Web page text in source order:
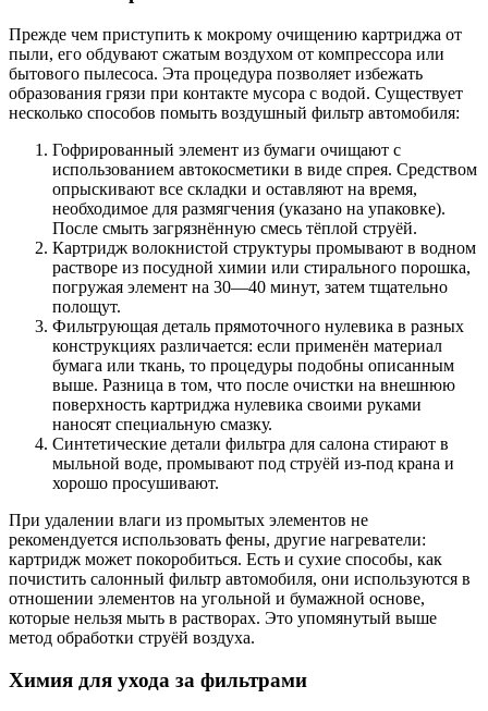
Прежде чем приступить к мокрому очищению картриджа от
пыли, его обдувают сжатым воздухом от компрессора или
бытового пылесоса. Эта процедура позволяет избежать
образования грязи при контакте мусора с водой. Существует
несколько способов помыть воздушный фильтр автомобиля:
Гофрированный элемент из бумаги очищают с
использованием автокосметики в виде спрея. Средством
опрыскивают все складки и оставляют на время,
необходимое для размягчения (указано на упаковке).
После смыть загрязнённую смесь тёплой струёй.
Картридж волокнистой структуры промывают в водном
растворе из посудной химии или стирального порошка,
погружая элемент на 30―40 минут, затем тщательно
полощут.
Фильтрующая деталь прямоточного нулевика в разных
конструкциях различается: если применён материал
бумага или ткань, то процедуры подобны описанным
выше. Разница в том, что после очистки на внешнюю
поверхность картриджа нулевика своими руками
наносят специальную смазку.
Синтетические детали фильтра для салона стирают в
мыльной воде, промывают под струёй из-под крана и
хорошо просушивают.
При удалении влаги из промытых элементов не
рекомендуется использовать фены, другие нагреватели:
картридж может покоробиться. Есть и сухие способы, как
почистить салонный фильтр автомобиля, они используются в
отношении элементов на угольной и бумажной основе,
которые нельзя мыть в растворах. Это упомянутый выше
метод обработки струёй воздуха.
Химия для ухода за фильтрами